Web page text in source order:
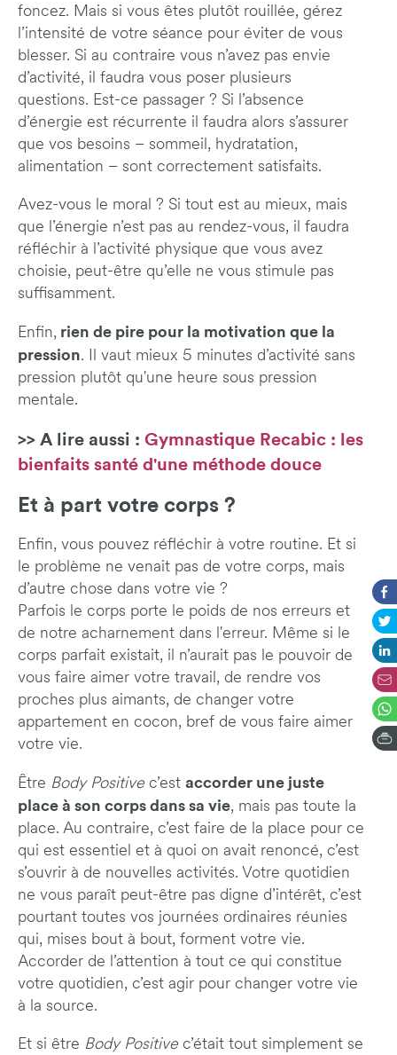
foncez. Mais si vous êtes plutôt rouillée, gérez
l’intensité de votre séance pour éviter de vous
blesser. Si au contraire vous n’avez pas envie
d’activité, il faudra vous poser plusieurs
questions. Est-ce passager ? Si l’absence
d’énergie est récurrente il faudra alors s’assurer
que vos besoins – sommeil, hydratation,
alimentation – sont correctement satisfaits.
Avez-vous le moral ? Si tout est au mieux, mais
que l’énergie n’est pas au rendez-vous, il faudra
réfléchir à l’activité physique que vous avez
choisie, peut-être qu’elle ne vous stimule pas
suffisamment.
Enfin, rien de pire pour la motivation que la
pression. Il vaut mieux 5 minutes d’activité sans
pression plutôt qu'une heure sous pression
mentale.
>> A lire aussi : Gymnastique Recabic : les
bienfaits santé d'une méthode douce
Et à part votre corps ?
Enfin, vous pouvez réfléchir à votre routine. Et si
le problème ne venait pas de votre corps, mais
d’autre chose dans votre vie ?
Parfois le corps porte le poids de nos erreurs et
de notre acharnement dans l'erreur. Même si le
corps parfait existait, il n’aurait pas le pouvoir de
vous faire aimer votre travail, de rendre vos
proches plus aimants, de changer votre
appartement en cocon, bref de vous faire aimer
votre vie.
Être Body Positive c’est accorder une juste
place à son corps dans sa vie, mais pas toute la
place. Au contraire, c’est faire de la place pour ce
qui est essentiel et à quoi on avait renoncé, c’est
s’ouvrir à de nouvelles activités. Votre quotidien
ne vous paraît peut-être pas digne d’intérêt, c’est
pourtant toutes vos journées ordinaires réunies
qui, mises bout à bout, forment votre vie.
Accorder de l’attention à tout ce qui constitue
votre quotidien, c’est agir pour changer votre vie
à la source.
Et si être Body Positive c’était tout simplement se